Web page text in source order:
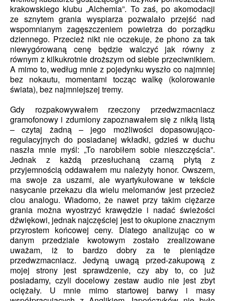
krakowskiego klubu „Alchemia”. To zaś, po akomodacji
ze sznytem grania wyspiarza pozwalało przejść nad
wspomnianym zagęszczeniem powietrza do porządku
dziennego. Przecież nikt nie oczekuje, że phono za tak
niewygórowaną cenę będzie walczyć jak równy z
równym z kilkukrotnie droższym od siebie przeciwnikiem.
A mimo to, według mnie z pojedynku wyszło co najmniej
bez nokautu, momentami tocząc walkę (kolorowanie
świata), bez najmniejszej tremy.
Gdy rozpakowywałem rzeczony przedwzmacniacz
gramofonowy i zdumiony zapoznawałem się z nikłą listą
– czytaj żadną – jego możliwości dopasowująco-
regulacyjnych do posiadanej wkładki, gdzieś w duchu
naszła mnie myśl: „To narobiłem sobie nieszczęścia”.
Jednak z każdą przesłuchaną czarną płytą z
przyjemnością oddawałem mu należyty honor. Owszem,
ma swoje za uszami, ale wyartykułowane w tekście
nasycanie przekazu dla wielu melomanów jest przecież
clou analogu. Wiadomo, że nawet przy takim ciężarze
grania można wyostrzyć krawędzie i nadać świeżości
dźwiękowi, jednak najczęściej jest to okupione znacznym
przyrostem końcowej ceny. Dlatego analizując co w
danym przedziale kwotowym zostało zrealizowane
uważam, iż to bardzo dobry za te pieniądze
przedwzmacniacz. Jedyną uwagą przed-zakupową z
mojej strony jest sprawdzenie, czy aby to, co już
posiadamy, czyli docelowy zestaw audio nie jest zbyt
ociężały. U mnie mimo startowej barwy i masy